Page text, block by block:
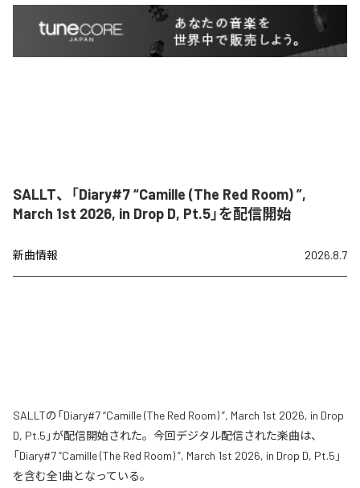
SALLT、「Diary#7 “Camille (The Red Room) ”,
March 1st 2026, in Drop D, Pt.5」を配信開始
新曲情報 2026.8.7
SALLTの「Diary#7 “Camille (The Red Room) ”, March 1st 2026, in Drop
D, Pt.5」が配信開始された。今回デジタル配信された楽曲は、
「Diary#7 “Camille (The Red Room) ”, March 1st 2026, in Drop D, Pt.5」
を含む全1曲となっている。